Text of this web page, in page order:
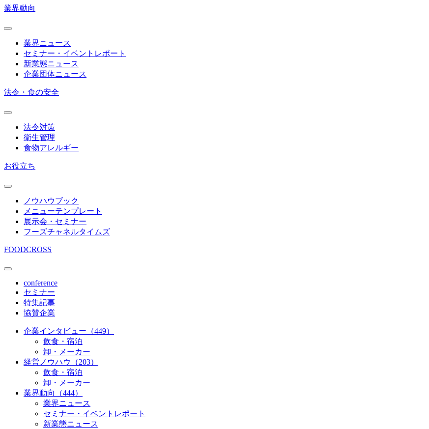
業界動向
業界ニュース
セミナー・イベントレポート
新業態ニュース
企業団体ニュース
法令・食の安全
法令対策
衛生管理
食物アレルギー
お役立ち
ノウハウブック
メニューテンプレート
展示会・セミナー
フーズチャネルタイムズ
FOODCROSS
conference
セミナー
特集記事
協賛企業
企業インタビュー（449）
飲食・宿泊
卸・メーカー
経営ノウハウ（203）
飲食・宿泊
卸・メーカー
業界動向（444）
業界ニュース
セミナー・イベントレポート
新業態ニュース